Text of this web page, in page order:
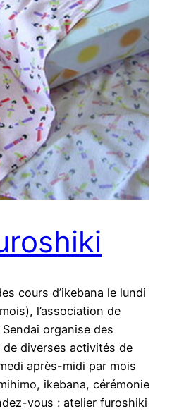
cours d’ikebana le lundi
l’association de
organise des
diverses activités de
après-midi par mois
ikebana, cérémonie
vous : atelier furoshiki